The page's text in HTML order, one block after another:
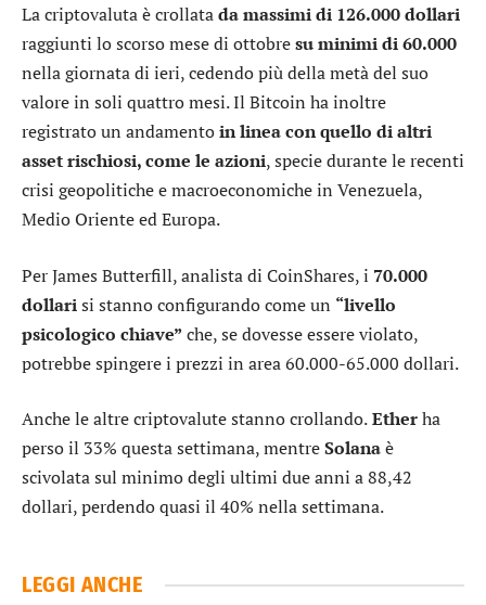
La criptovaluta è crollatada massimi di 126.000 dollari
raggiunti lo scorso mese di ottobresu minimi di 60.000
nella giornata di ieri, cedendo più della metà del suo
valore in soli quattro mesi. Il Bitcoin ha inoltre
registrato un andamentoin linea con quello di altri
asset rischiosi, come le azioni, specie durante le recenti
crisi geopolitiche e macroeconomiche in Venezuela,
Medio Oriente ed Europa.
Per James Butterfill, analista di CoinShares, i 70.000
dollarisi stanno configurando come un “livello
psicologico chiave” che, se dovesse essere violato,
potrebbe spingere i prezzi in area 60.000-65.000 dollari.
Anche le altre criptovalute stanno crollando.Etherha
perso il 33% questa settimana, mentreSolanaè
scivolata sul minimo degli ultimi due anni a 88,42
dollari, perdendo quasi il 40% nella settimana.
LEGGI ANCHE